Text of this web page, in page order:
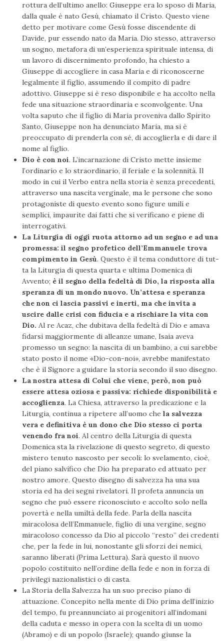
rottura dell’ultimo anello: Giuseppe era lo sposo di Maria,
dalla quale è nato Gesù, chiamato il Cristo. Questo viene
detto per motivare come Gesù fosse discendente di
Davide, pur essendo nato da Maria. Dio stesso, attraverso
un sogno, metafora di un’esperienza spirituale intensa, di
un lavoro di discernimento profondo, ha chiesto a
Giuseppe di accogliere in casa Maria e di riconoscerne
legalmente il figlio, assumendo il compito di padre
adottivo. Giuseppe si è reso disponibile e ha accolto nella
fede una situazione straordinaria e sconvolgente. Una
volta saputo che il figlio di Maria proveniva dallo Spirito
Santo, Giuseppe non ha denunciato Maria, ma si è
preoccupato di prenderla con sé, di accoglierla e di dare il
nome al figlio.
Dio è con noi. L’incarnazione di Cristo mette insieme
l’ordinario e lo straordinario, il feriale e la solennità. Il
modo in cui il Verbo entra nella storia è senza precedenti,
attraverso una nascita verginale, ma le persone che sono
protagoniste di questo evento sono figure umili e
semplici, impaurite dai fatti che si verificano e piene di
interrogativi.
La Liturgia di oggi ruota attorno ad un segno e ad una
promessa: il segno profetico dell’Emmanuele trova
compimento in Gesù. Questo è il tema conduttore di tut­
ta la Liturgia di questa quarta e ultima Domenica di
Avvento; è il segno della fedeltà di Dio, la risposta alla
speranza di un mondo nuovo. Un’attesa e speranza
che non ci lascia passivi e inerti, ma che invita a
uscire dalle crisi con fiducia e a rischiare la vita con
Dio. Al re Acaz, che dubitava della fedeltà di Dio e amava
fidarsi maggiormente di alleanze umane, Isaia aveva
promesso un segno: la nascita di un bambino, a cui sarebbe
stato posto il nome «Dio-con-noi», avrebbe manifestato
che è il Signore a guidare la storia secondo il suo disegno.
La nostra attesa di Colui che viene, però, non può
essere attesa oziosa e passiva: richiede disponibilità e
accoglienza. La Chiesa, attraverso la predicazione e la
Liturgia, continua a ripetere all’uomo che la salvezza
vera e definitiva è un dono che Dio stesso ci porta
venendo fra noi. Al centro della Liturgia di questa
Domenica sta la rivelazione di questo segreto, di questo
mistero tenuto nascosto per secoli: lo svelamento, cioè,
del piano salvifico che Dio ha preparato ed attuato per
nostro amore. Questo disegno di salvezza ha una sua
storia ed ha dei segni rivelatori. Il profeta annuncia un
segno che può essere riconosciuto e accolto solo nella
povertà e nella umiltà della fede. Parla della nascita
miracolosa dell’Emmanuele, figlio di una vergine, segno
miracoloso concesso da Dio al piccolo “resto” dei credenti
che, per la fede in lui, nonostante gli sforzi dei nemici,
saranno liberati (Prima Lettura). Sarà questo il nuovo
popolo costituito nell’ordine della fede e non in forza di
privilegi nazionalistici o di casta.
La Storia della Salvezza ha un suo preciso piano di
attuazione. Concepito nella mente di Dio prima dell’inizio
del tempo, fu preannunciato ai progenitori all’indomani
della caduta e messo in opera con la scelta di un uomo
(Abramo) e di un popolo (Israele); quando giunse la